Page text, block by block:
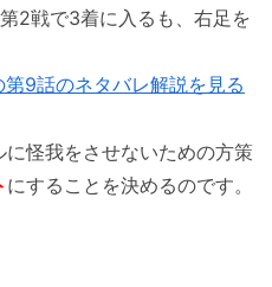
2戦で3着に入るも、右足を
9話のネタバレ解説を見る
怪我をさせないための方策
にすることを決めるのです。